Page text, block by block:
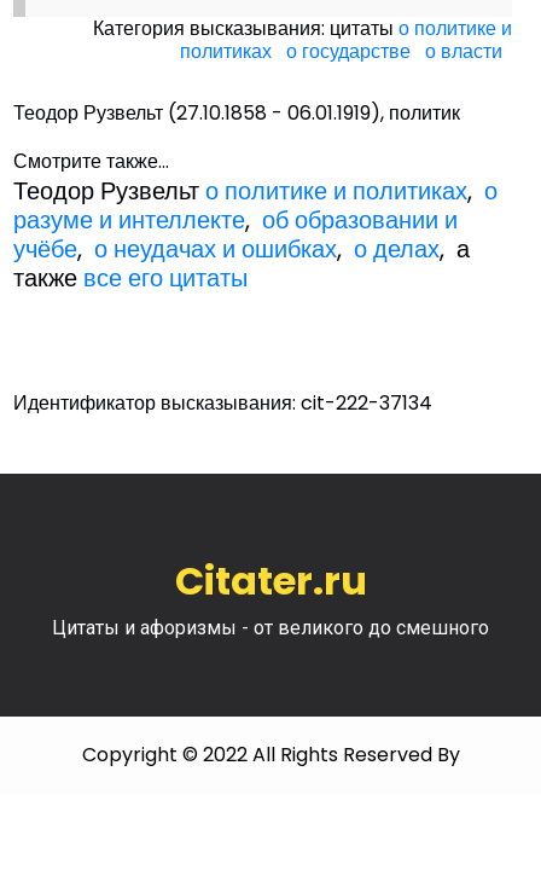
Категория высказывания: цитатыо политике и
политиках о государстве о власти
Теодор Рузвельт (27.10.1858 - 06.01.1919), политик
Смотрите также...
Теодор Рузвельто политике и политиках,о
разуме и интеллекте,об образовании и
учёбе,о неудачах и ошибках,о делах, а
также все его цитаты
Идентификатор высказывания: cit-222-37134
Citater.ru
Цитаты и афоризмы - от великого до смешного
Copyright © 2022 All Rights Reserved By